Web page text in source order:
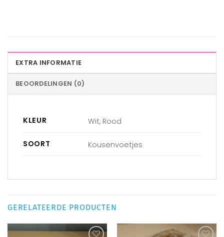
EXTRA INFORMATIE
BEOORDELINGEN (0)
KLEUR Wit, Rood
SOORT Kousenvoetjes
GERELATEERDE PRODUCTEN